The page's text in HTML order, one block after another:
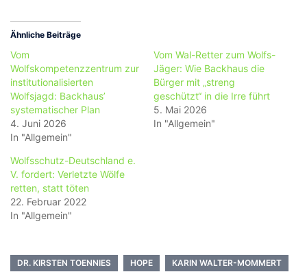
Ähnliche Beiträge
Vom
Wolfskompetenzzentrum zur
institutionalisierten
Wolfsjagd: Backhaus’
systematischer Plan
4. Juni 2026
In "Allgemein"
Vom Wal-Retter zum Wolfs-
Jäger: Wie Backhaus die
Bürger mit „streng
geschützt“ in die Irre führt
5. Mai 2026
In "Allgemein"
Wolfsschutz-Deutschland e.
V. fordert: Verletzte Wölfe
retten, statt töten
22. Februar 2022
In "Allgemein"
DR. KIRSTEN TOENNIES HOPE
KARIN WALTER-MOMMERT